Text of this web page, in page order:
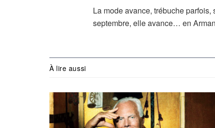
La mode avance, trébuche
septembre, elle avance… en
À lire aussi